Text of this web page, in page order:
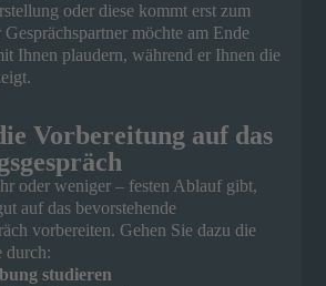
oder diese kommt erst zum
möchte am Ende
Ihnen plaudern, während er Ihnen die
Vorbereitung auf das
oder weniger – festen Ablauf gibt,
auf das bevorstehende
vorbereiten. Gehen Sie dazu die
durch:
studieren